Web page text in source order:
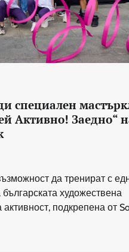
специален
Активно! Заедно“
да тренират с
художествена
подкрепена от